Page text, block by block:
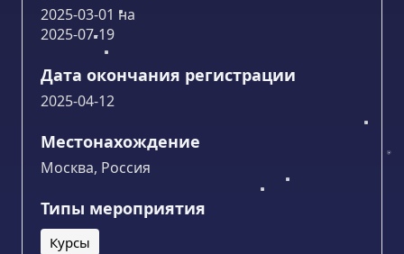
2025-03-01 на
2025-07-19
Дата окончания регистрации
2025-04-12
Местонахождение
Москва, Россия
Типы мероприятия
Курсы